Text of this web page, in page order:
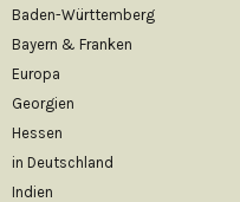
Baden-Württemberg
Bayern & Franken
Europa
Georgien
Hessen
in Deutschland
Indien